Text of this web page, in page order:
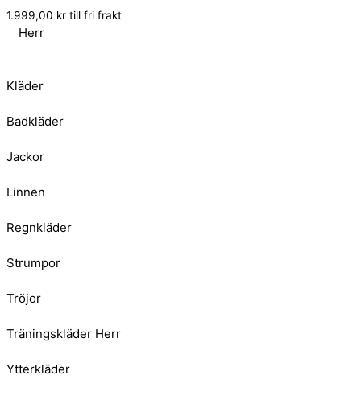
1.999,00 kr till fri frakt
Herr
Kläder
Badkläder
Jackor
Linnen
Regnkläder
Strumpor
Tröjor
Träningskläder Herr
Ytterkläder